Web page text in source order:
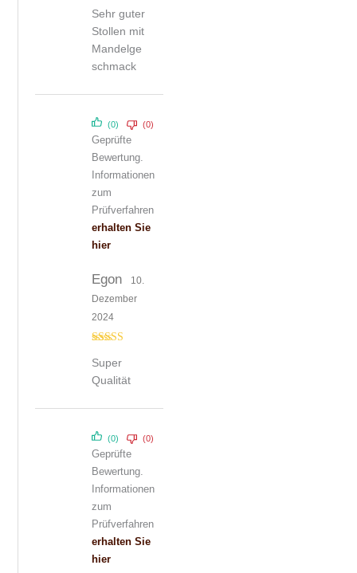
5von 5
Sehr guter
Stollen mit
Mandelge
schmack
5von 5
Egon
10.
Dezember
2024
Super
Qualität
(0) (0)
Geprüfte
Bewertung.
Informationen
zum
Prüfverfahren
erhalten Sie
hier
(0) (0)
Geprüfte
Bewertung.
Informationen
zum
Prüfverfahren
erhalten Sie
hier